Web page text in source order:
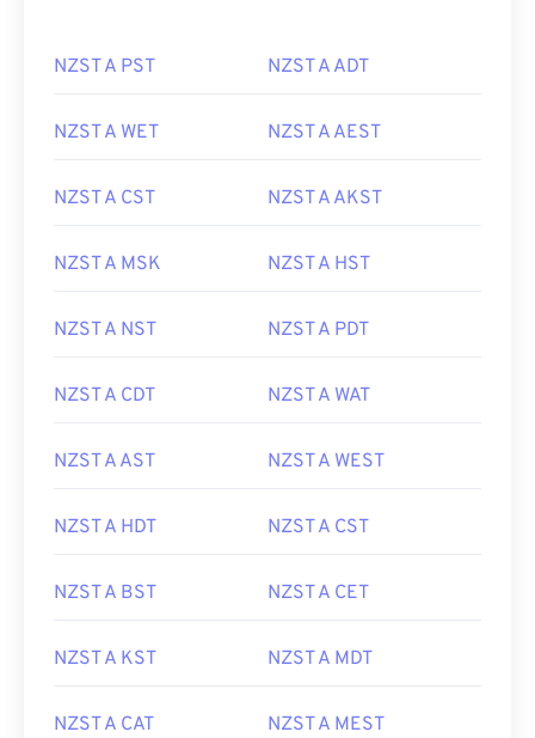
NZST A PST NZST A ADT
NZST A WET NZST A AEST
NZST A CST NZST A AKST
NZST A MSK NZST A HST
NZST A NST NZST A PDT
NZST A CDT NZST A WAT
NZST A AST NZST A WEST
NZST A HDT NZST A CST
NZST A BST NZST A CET
NZST A KST NZST A MDT
NZST A CAT NZST A MEST